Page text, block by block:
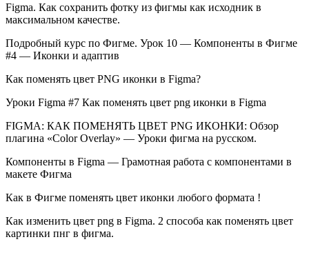
Figma. Как сохранить фотку из фигмы как исходник в
максимальном качестве.
Подробный курс по Фигме. Урок 10 — Компоненты в Фигме
#4 — Иконки и адаптив
Как поменять цвет PNG иконки в Figma?
Уроки Figma #7 Как поменять цвет png иконки в Figma
FIGMA: КАК ПОМЕНЯТЬ ЦВЕТ PNG ИКОНКИ: Обзор
плагина «Color Overlay» — Уроки фигма на русском.
Компоненты в Figma — Грамотная работа с компонентами в
макете Фигма
Как в Фигме поменять цвет иконки любого формата !
Как изменить цвет png в Figma. 2 способа как поменять цвет
картинки пнг в фигма.